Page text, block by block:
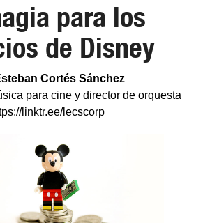
para los
de Disney
Cortés Sánchez
para cine y director de orquesta
linktr.ee/lecscorp